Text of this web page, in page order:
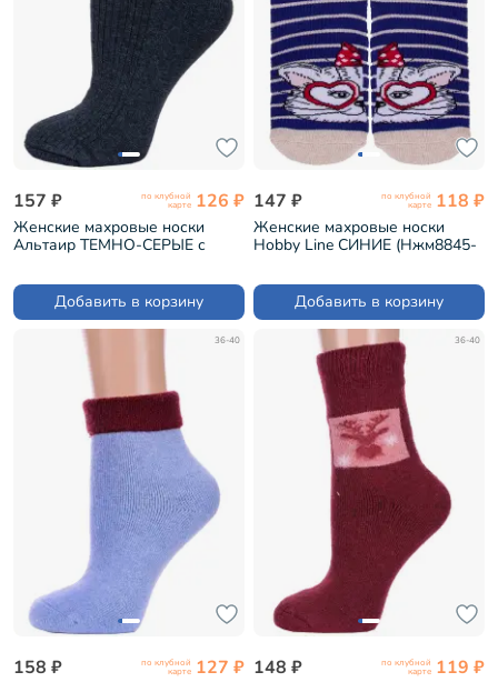
157 ₽ по клубной
карте 126 ₽
Женские махровые носки
Альтаир ТЕМНО-СЕРЫЕ с
Добавить в корзину
147 ₽ по клубной
карте 118 ₽
Женские махровые носки
Hobby Line СИНИЕ (Нжм8845-
Добавить в корзину
36-40
158 ₽ по клубной
карте 127 ₽
36-40
148 ₽ по клубной
карте 119 ₽